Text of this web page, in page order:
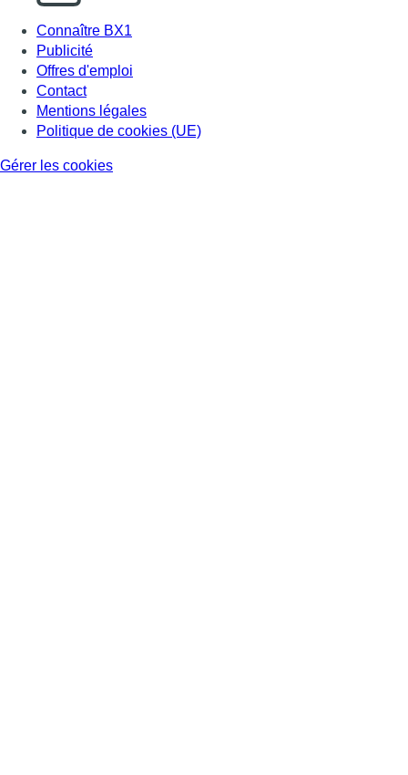
Connaître BX1
Publicité
Offres d'emploi
Contact
Mentions légales
Politique de cookies (UE)
Gérer les cookies